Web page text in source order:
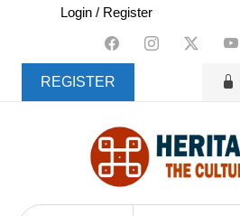
content
Login / Register
REGISTER